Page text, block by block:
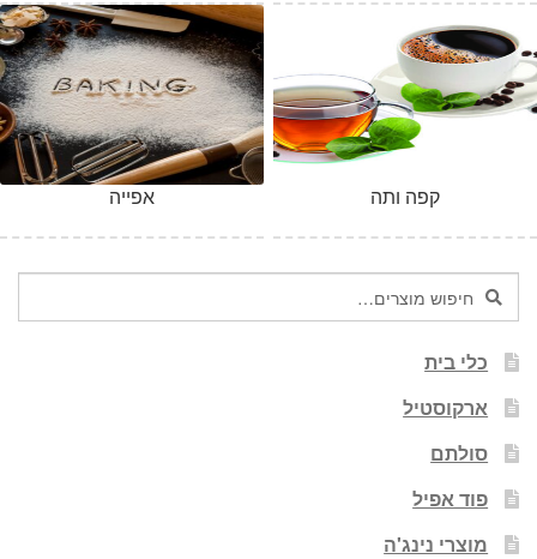
אפייה קפה ותה
חיפוש
עבור:
חיפוש
כלי בית
ארקוסטיל
סולתם
פוד אפיל
מוצרי נינג'ה